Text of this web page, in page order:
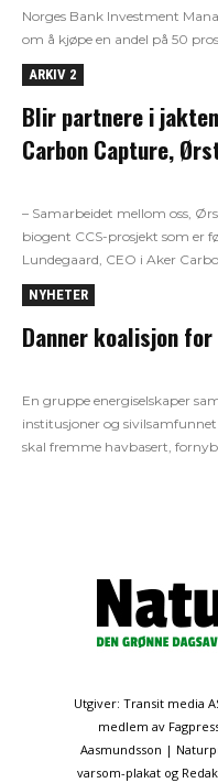
Norges Bank Investment
om å kjøpe en andel på 50
ARKIV 2
Blir partnere i
Carbon Capture,
– Samarbeidet mellom oss,
biogent CCS-prosjekt som er
Lundegaard, CEO i Aker
NYHETER
Danner koalisjon
En gruppe energiselskaper
institusjoner og
skal fremme havbasert,
Utgiver: Transit media
medlem av
Aasmundsson |
varsom-plakat og